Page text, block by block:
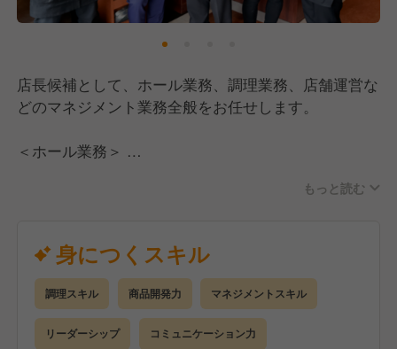
店長候補として、ホール業務、調理業務、店舗運営な
どのマネジメント業務全般をお任せします。
＜ホール業務＞
・仕込みからスタンバイ
・商品作成
・清掃 など
＜店舗運営＞
もっと読む
身につくスキル
調理スキル 商品開発力 マネジメントスキル
リーダーシップ コミュニケーション力